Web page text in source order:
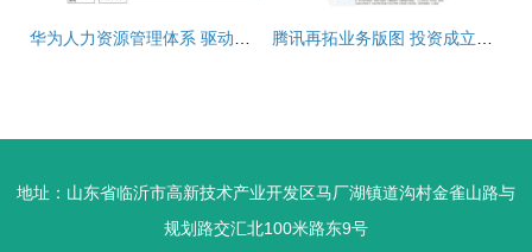
地址：山东省临沂市高新技术产业开发区马厂湖镇道沟村金雀山路与
规划路交汇北100米路东9号